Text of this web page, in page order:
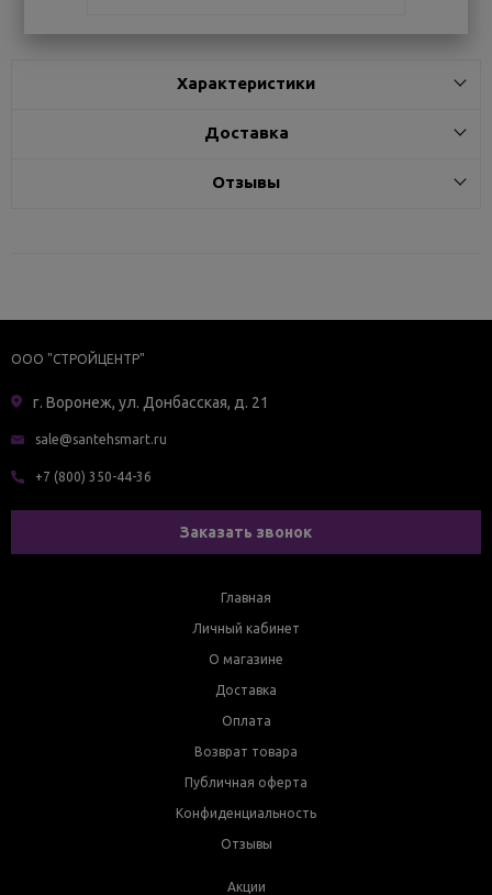
Характеристики
Доставка
Отзывы
ООО "СТРОЙЦЕНТР"
г. Воронеж, ул. Донбасская, д. 21
sale@santehsmart.ru
+7 (800) 350-44-36
Заказать звонок
Главная
Личный кабинет
О магазине
Доставка
Оплата
Возврат товара
Публичная оферта
Конфиденциальность
Отзывы
Акции